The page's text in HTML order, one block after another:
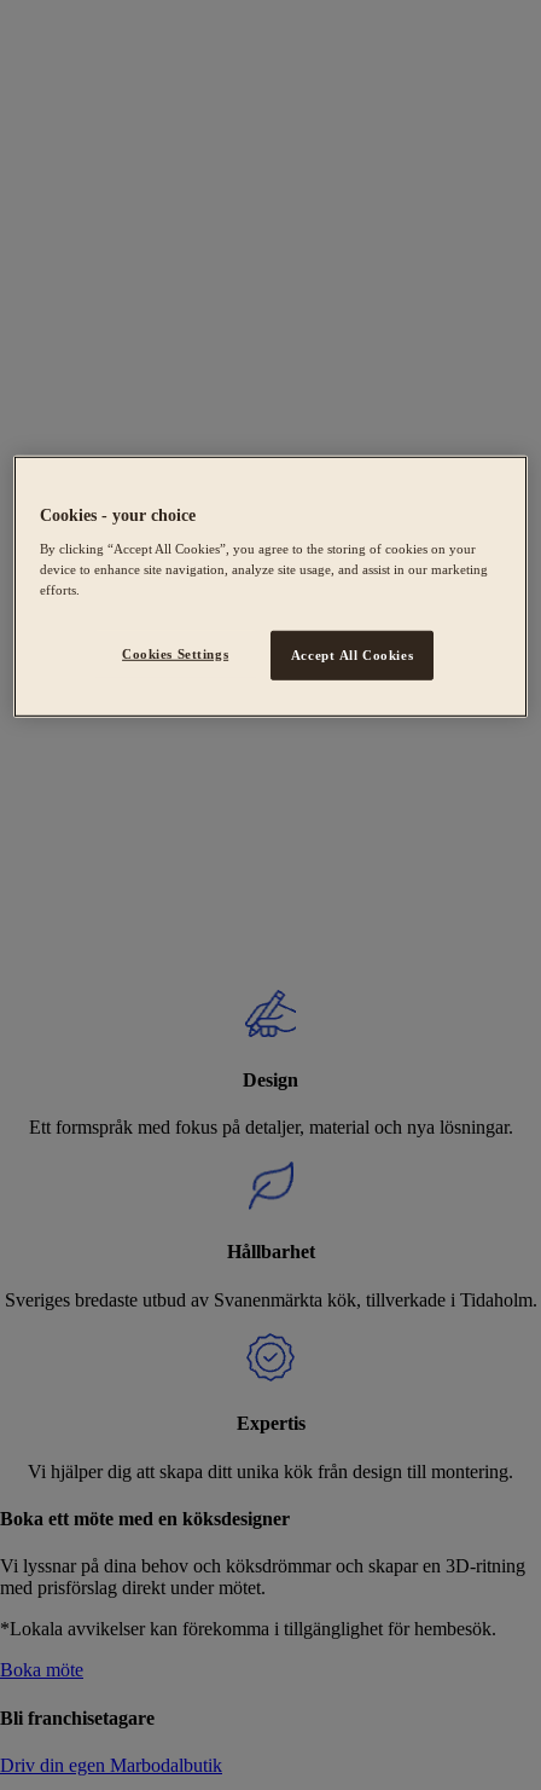
Design
Ett formspråk med fokus på detaljer, material och nya lösningar.
Hållbarhet
Sveriges bredaste utbud av Svanenmärkta kök, tillverkade i Tidaholm.
Expertis
Vi hjälper dig att skapa ditt unika kök från design till montering.
Boka ett möte med en köksdesigner
Vi lyssnar på dina behov och köksdrömmar och skapar en 3D-ritning
med prisförslag direkt under mötet.
*Lokala avvikelser kan förekomma i tillgänglighet för hembesök.
Boka möte
Bli franchisetagare
Driv din egen Marbodalbutik
Cookies - your choice
By clicking “Accept All Cookies”, you agree to the storing of cookies on your
device to enhance site navigation, analyze site usage, and assist in our marketing
efforts.
Cookies Settings Accept All Cookies